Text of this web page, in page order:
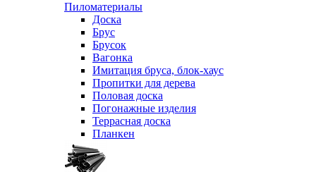
Пиломатериалы
Доска
Брус
Брусок
Вагонка
Имитация бруса, блок-хаус
Пропитки для дерева
Половая доска
Погонажные изделия
Террасная доска
Планкен